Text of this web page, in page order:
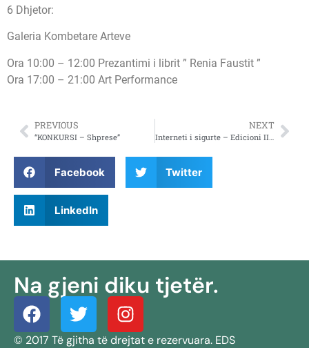
6 Dhjetor:
Galeria Kombetare Arteve
Ora 10:00 – 12:00 Prezantimi i librit ” Renia Faustit ”
Ora 17:00 – 21:00 Art Performance
PREVIOUS
“KONKURSI – Shprese”
NEXT
Interneti i sigurte – Edicioni II 22.02.2013
Facebook Twitter
LinkedIn
Na gjeni diku tjetër.
© 2017 Të gjitha të drejtat e rezervuara. EDS